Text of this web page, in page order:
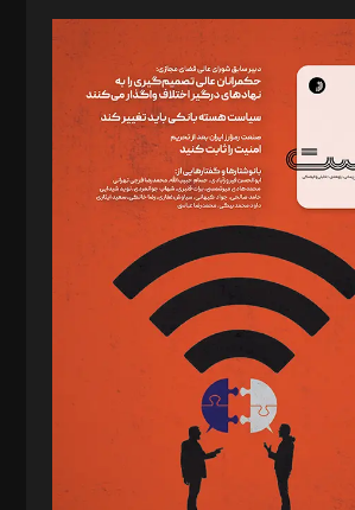
رجبی
ایپکچی
نقاش
آرش برهمند، یسنا امان‌پور، سروش کرمیان،
رجبی، زهرا فکرانه، فائزه فتحی
شفیعی، مانی لطفی زاده
ثابت